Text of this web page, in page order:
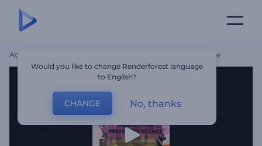
Accueil Diaporama Sur Les Éclaboussures D'encre
Would you like to change Renderforest language
to English?
CHANGE No, thanks